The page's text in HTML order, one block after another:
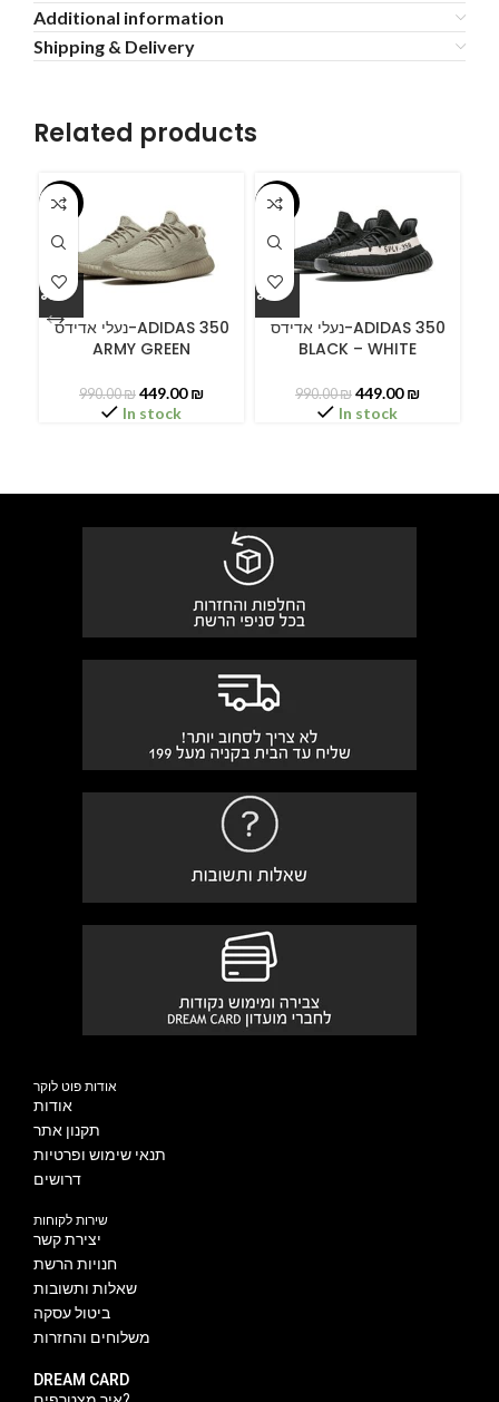
Additional information
Shipping & Delivery
Related products
-55%
נעלי אדידס-ADIDAS 350
ARMY GREEN
990.00₪ 449.00₪
In stock
-55%
נעלי אדידס-ADIDAS 350
BLACK – WHITE
990.00₪ 449.00₪
In stock
אודות פוט לוקר
אודות
תקנון אתר
תנאי שימוש ופרטיות
דרושים
שירות לקוחות
יצירת קשר
חנויות הרשת
שאלות ותשובות
ביטול עסקה
משלוחים והחזרות
DREAM CARD